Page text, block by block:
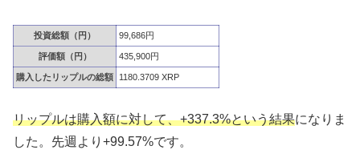
投資総額（円） 99,686円
評価額（円） 435,900円
購入したリップルの総額 1180.3709 XRP
リップルは購入額に対して、+337.3%という結果になりま
した。先週より+99.57%です。